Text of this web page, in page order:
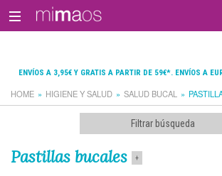
ENVÍOS A 3,95€ Y GRATIS A PARTIR DE 59€*. ENVÍOS A
HOME HIGIENE Y SALUD SALUD BUCAL
Filtrar búsqueda
Pastillas bucales +